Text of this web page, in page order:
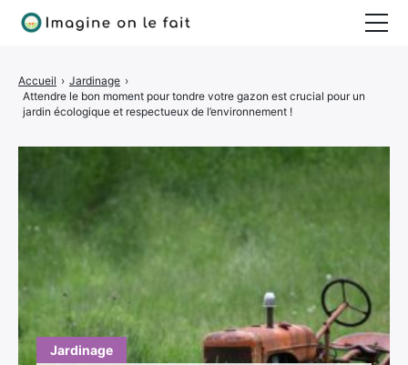
Jardinage
Accueil › Jardinage ›
Attendre le bon moment pour tondre votre gazon est crucial pour un
jardin écologique et respectueux de l’environnement !
Bricolage
Déco